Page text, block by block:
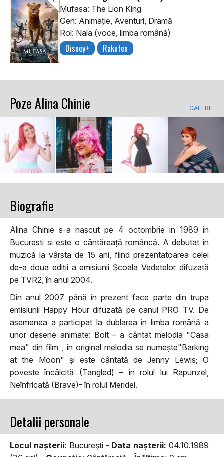
Mufasa: The Lion King
Gen: Animaţie, Aventuri, Dramă
Rol: Nala (voce, limba română)
Disney+ Rakuten
Poze Alina Chinie GALERIE
Biografie
Alina Chinie s-a nascut pe 4 octombrie in 1989 în
Bucuresti si este o cântăreață româncă. A debutat în
muzică la vârsta de 15 ani, fiind prezentatoarea celei
de-a doua ediții a emisiunii Școala Vedetelor difuzată
pe TVR2, în anul 2004.
Din anul 2007 până în prezent face parte din trupa
emisiunii Happy Hour difuzată pe canul PRO TV. De
asemenea a participat la dublarea în limba română a
unor desene animate: Bolt – a cântat melodia "Casa
mea" din film , în original melodia se numește"Barking
at the Moon" și este cântată de Jenny Lewis; O
poveste încâlcită (Tangled) – în rolul lui Rapunzel,
Neînfricată (Brave)- în rolul Meridei.
Detalii personale
Locul naşterii: București - Data naşterii: 04.10.1989